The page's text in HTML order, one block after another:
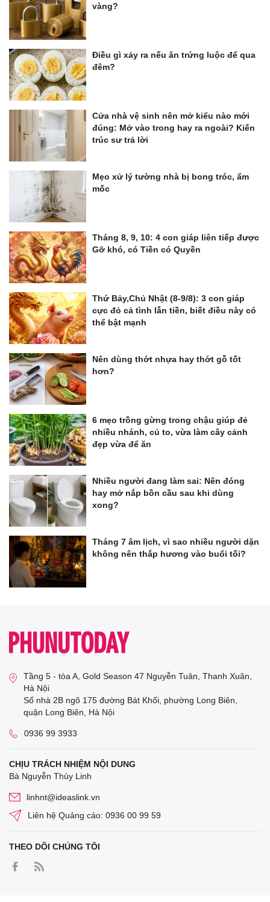
vàng?
Điều gì xảy ra nếu ăn trứng luộc để qua
đêm?
Cửa nhà vệ sinh nên mở kiểu nào mới
đúng: Mở vào trong hay ra ngoài? Kiến
trúc sư trả lời
Mẹo xử lý tường nhà bị bong tróc, ẩm
mốc
Tháng 8, 9, 10: 4 con giáp liên tiếp được
Gỡ khó, có Tiền có Quyền
Thứ Bảy,Chủ Nhật (8-9/8): 3 con giáp
cực đỏ cả tình lẫn tiền, biết điều này có
thể bật mạnh
Nên dùng thớt nhựa hay thớt gỗ tốt
hơn?
6 mẹo trồng gừng trong chậu giúp đẻ
nhiều nhánh, củ to, vừa làm cây cảnh
đẹp vừa để ăn
Nhiều người đang làm sai: Nên đóng
hay mở nắp bồn cầu sau khi dùng
xong?
Tháng 7 âm lịch, vì sao nhiều người dặn
không nên thắp hương vào buổi tối?
Tầng 5 - tòa A, Gold Season 47 Nguyễn Tuân, Thanh Xuân,
Hà Nội
Số nhà 2B ngõ 175 đường Bát Khối, phường Long Biên,
quận Long Biên, Hà Nội
0936 99 3933
CHỊU TRÁCH NHIỆM NỘI DUNG
Bà Nguyễn Thùy Linh
linhnt@ideaslink.vn
Liên hệ Quảng cáo: 0936 00 99 59
THEO DÕI CHÚNG TÔI